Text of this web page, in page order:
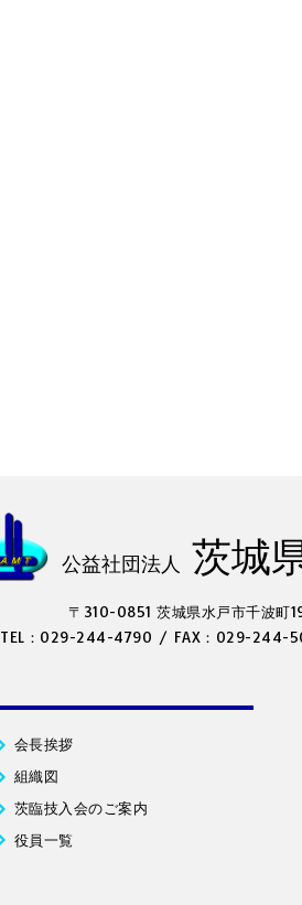
公益社団法人 茨城
〒310-0851 茨城県水戸市千波町
TEL：029-244-4790 / FAX：029-244-
会長挨拶
組織図
茨臨技入会のご案内
役員一覧